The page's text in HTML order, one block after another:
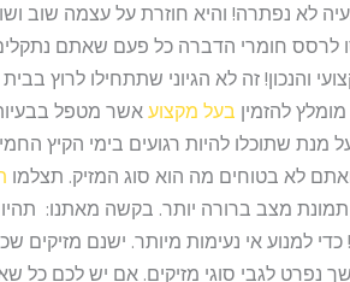
לא נפתרה! והיא חוזרת על עצמה שוב
לרסס חומרי הדברה כל פעם שאתם
והנכון! זה לא הגיוני שתתחילו לרוץ
להזמין בעל מקצועאשר מטפל
מנת שתוכלו להיות רגועים בימי הקיץ
ואתם לא בטוחים מה הוא סוג המזיק. תצלמו
תמונת מצב ברורה יותר. בקשה מאתנו:
למנוע אי נעימות מיותר. ישנם מזיקים
נפרט לגבי סוגי מזיקים. אם יש לכם כל